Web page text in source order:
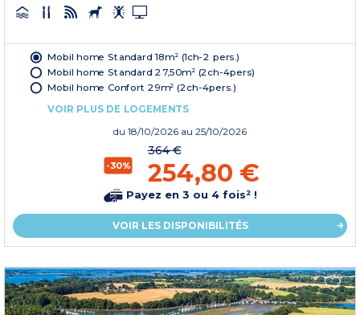
Mobil home Standard 18m² (1ch-2 pers.)
Mobil home Standard 27,50m² (2ch-4pers)
Mobil home Confort 29m² (2ch-4pers.)
VOIR PLUS DE LOGEMENTS
du 18/10/2026 au 25/10/2026
-30%
364 €
254,80 €
Payez en 3 ou 4 fois² !
VOIR LES DISPONIBILITÉS